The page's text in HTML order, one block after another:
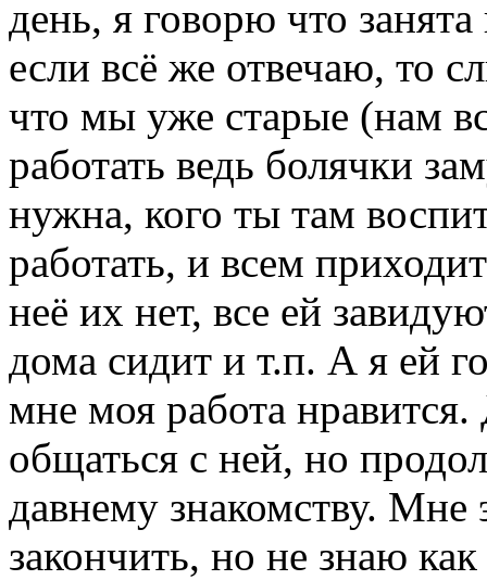
день, я говорю что
если всё же отвечаю, то
что мы уже старые (нам
работать ведь болячки
нужна, кого ты там
работать, и всем
неё их нет, все ей
дома сидит и т.п. А я ей
мне моя работа
общаться с ней, но
давнему знакомству. Мне
закончить, но не знаю